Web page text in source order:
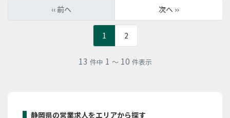
‹‹ 前へ 次へ ››
1 2
13 件中 1 ～ 10 件表示
静岡県の営業求人をエリアから探す